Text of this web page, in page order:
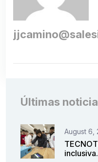
Últimas
August 6,
inclusiva.